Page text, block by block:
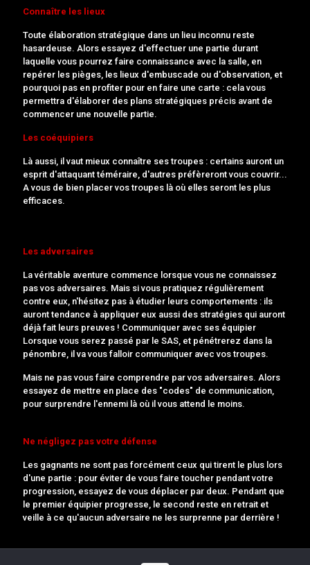
Connaître les lieux
Toute élaboration stratégique dans un lieu inconnu reste
hasardeuse. Alors essayez d'effectuer une partie durant
laquelle vous pourrez faire connaissance avec la salle, en
repérer les pièges, les lieux d'embuscade ou d'observation, et
pourquoi pas en profiter pour en faire une carte : cela vous
permettra d'élaborer des plans stratégiques précis avant de
commencer une nouvelle partie.
Les coéquipiers
Là aussi, il vaut mieux connaître ses troupes : certains auront un
esprit d'attaquant téméraire, d'autres préfèreront vous couvrir...
A vous de bien placer vos troupes là où elles seront les plus
efficaces.
Les adversaires
La véritable aventure commence lorsque vous ne connaissez
pas vos adversaires. Mais si vous pratiquez régulièrement
contre eux, n'hésitez pas à étudier leurs comportements : ils
auront tendance à appliquer eux aussi des stratégies qui auront
déjà fait leurs preuves ! Communiquer avec ses équipier
Lorsque vous serez passé par le SAS, et pénétrerez dans la
pénombre, il va vous falloir communiquer avec vos troupes.
Mais ne pas vous faire comprendre par vos adversaires. Alors
essayez de mettre en place des "codes" de communication,
pour surprendre l'ennemi là où il vous attend le moins.
Ne négligez pas votre défense
Les gagnants ne sont pas forcément ceux qui tirent le plus lors
d'une partie : pour éviter de vous faire toucher pendant votre
progression, essayez de vous déplacer par deux. Pendant que
le premier équipier progresse, le second reste en retrait et
veille à ce qu'aucun adversaire ne les surprenne par derrière !